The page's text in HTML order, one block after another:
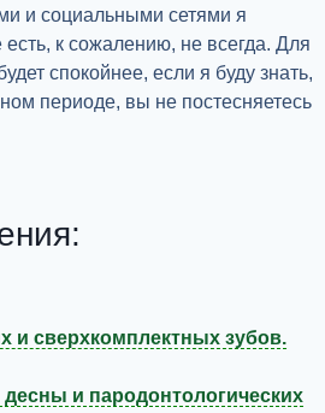
и социальными сетями я
есть, к сожалению, не всегда. Для
спокойнее, если я буду знать,
периоде, вы не постесняетесь
и сверхкомплектных зубов.
десны и пародонтологических